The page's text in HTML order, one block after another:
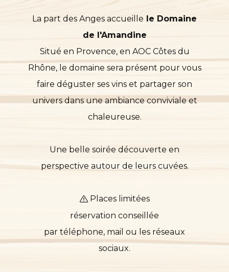
La part des Anges accueille le Domaine
de l'Amandine
Situé en Provence, en AOC Côtes du
Rhône, le domaine sera présent pour vous
faire déguster ses vins et partager son
univers dans une ambiance conviviale et
chaleureuse.
Une belle soirée découverte en
perspective autour de leurs cuvées.
Places limitées
réservation conseillée
par téléphone, mail ou les réseaux
sociaux.